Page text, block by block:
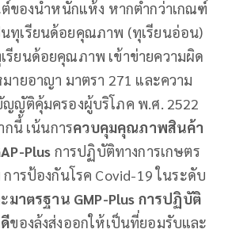
ต์ของน้ำหนักแห้ง หากต่ำกว่าเกณฑ์
ทุเรียนด้อยคุณภาพ (ทุเรียนอ่อน)
รียนด้อยคุณภาพ เข้าข่ายความผิด
ายอาญา มาตรา 271 และความ
ญัติคุ้มครองผู้บริโภค พ.ศ. 2522
กนี้ เน้นการควบคุมคุณภาพสินค้า
Plus การปฏิบัติทางการเกษตร
ารป้องกันโรค Covid-19 ในระดับ
มาตรฐาน GMP-Plus การปฏิบัติ
ของล้งส่งออกให้เป็นที่ยอมรับและ